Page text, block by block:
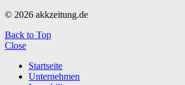
© 2026 akkzeitung.de
Back to Top
Close
Startseite
Unternehmen